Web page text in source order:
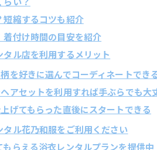
短縮するコツも紹介
付け時間の目安を紹介
ル店を利用するメリット
を好きに選んでコーディネートでき
アセットを利用すれば手ぶらでも大
げてもらった直後にスタートできる
ル花乃和服をご利用ください
らえる浴衣レンタルプランを提供中